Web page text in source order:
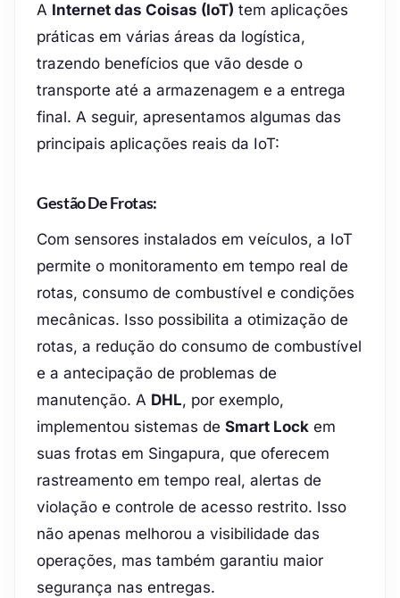
A Internet das Coisas (IoT) tem aplicações
práticas em várias áreas da logística,
trazendo benefícios que vão desde o
transporte até a armazenagem e a entrega
final. A seguir, apresentamos algumas das
principais aplicações reais da IoT:
Gestão De Frotas:
Com sensores instalados em veículos, a IoT
permite o monitoramento em tempo real de
rotas, consumo de combustível e condições
mecânicas. Isso possibilita a otimização de
rotas, a redução do consumo de combustível
e a antecipação de problemas de
manutenção. A DHL, por exemplo,
implementou sistemas de Smart Lock em
suas frotas em Singapura, que oferecem
rastreamento em tempo real, alertas de
violação e controle de acesso restrito. Isso
não apenas melhorou a visibilidade das
operações, mas também garantiu maior
segurança nas entregas.